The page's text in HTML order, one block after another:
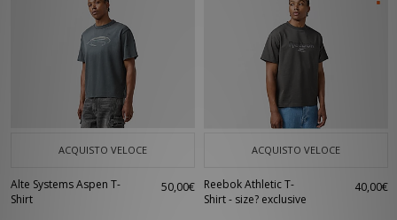
ACQUISTO VELOCE
Alte Systems Aspen T-
Shirt
50,00€
ACQUISTO VELOCE
Reebok Athletic T-
Shirt - size? exclusive
40,00€